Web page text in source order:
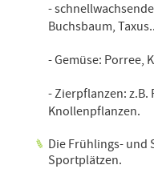
-
Buchsbaum,
- Gemüse: Porree,
- Zierpflanzen: z.B.
Knollenpflanzen.
Die Frühlings- und
Sportplätzen.